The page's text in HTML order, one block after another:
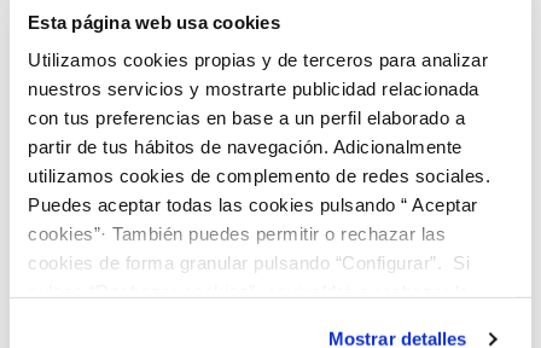
Esta página web usa cookies
Utilizamos cookies propias y de terceros para analizar
nuestros servicios y mostrarte publicidad relacionada
con tus preferencias en base a un perfil elaborado a
partir de tus hábitos de navegación. Adicionalmente
utilizamos cookies de complemento de redes sociales.
Puedes aceptar todas las cookies pulsando “ Aceptar
cookies”· También puedes permitir o rechazar las
cookies de forma granular pulsando “Configurar”. Si
Mostrar detalles
Open Challenge para start-ups tecnológicas